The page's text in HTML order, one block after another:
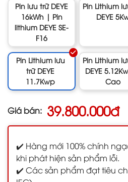
Pin lưu trữ DEYE
16kWh | Pin
lithium DEYE SE-
F16
Pin Lithium
DEYE
Pin Lithium lưu
trữ DEYE
11.7Kwp
Pin Lithium
DEYE
Cao
Giá bán: 39.800.000đ
✔️ Hàng mới 100% chính
khi phát hiện sản phẩm lỗi.
✔️ Các sản phẩm đạt tiêu